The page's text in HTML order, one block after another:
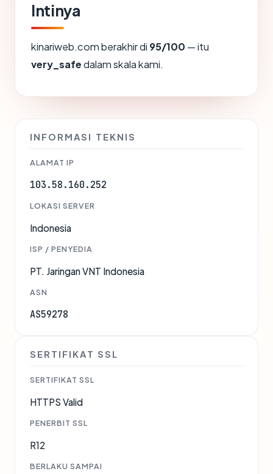
Intinya
kinariweb.com berakhir di 95/100 — itu
very_safedalam skala kami.
INFORMASI TEKNIS
ALAMAT IP
103.58.160.252
LOKASI SERVER
Indonesia
ISP / PENYEDIA
PT. Jaringan VNT Indonesia
ASN
AS59278
SERTIFIKAT SSL
SERTIFIKAT SSL
HTTPS Valid
PENERBIT SSL
R12
BERLAKU SAMPAI